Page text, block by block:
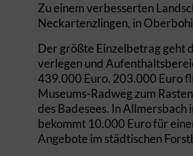
Zu einem verbesserten
Neckartenzlingen, in
Der größte Einzelbetrag geht
verlegen und
439.000 Euro. 203.000 Euro
Museums-Radweg zum
des Badesees. In
bekommt 10.000 Euro für
Angebote im städtischen